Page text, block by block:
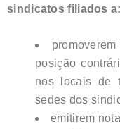
sindicatos filiados a:
posição
nos locais de
sedes dos
emitirem